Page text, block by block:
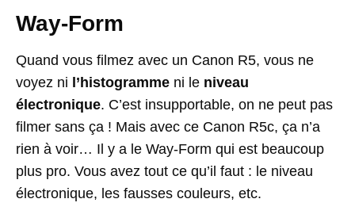
Way-Form
Quand vous filmez avec un Canon R5, vous ne
voyez ni l’histogramme ni le niveau
électronique. C’est insupportable, on ne peut pas
filmer sans ça ! Mais avec ce Canon R5c, ça n’a
rien à voir… Il y a le Way-Form qui est beaucoup
plus pro. Vous avez tout ce qu’il faut : le niveau
électronique, les fausses couleurs, etc.